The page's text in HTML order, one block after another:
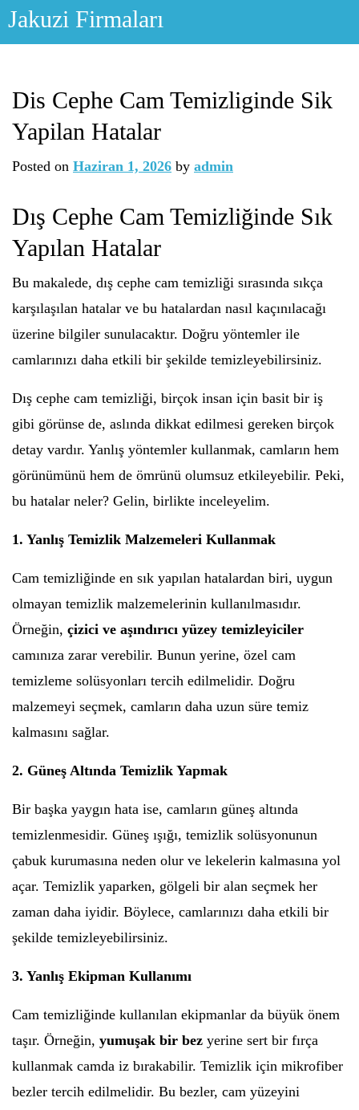
Skip
Jakuzi Firmaları
Dis Cephe Cam Temizliginde Sik
Yapilan Hatalar
Posted on Haziran 1, 2026 by admin
Dış Cephe Cam Temizliğinde Sık
Yapılan Hatalar
Bu makalede, dış cephe cam temizliği sırasında sıkça
karşılaşılan hatalar ve bu hatalardan nasıl kaçınılacağı
üzerine bilgiler sunulacaktır. Doğru yöntemler ile
camlarınızı daha etkili bir şekilde temizleyebilirsiniz.
Dış cephe cam temizliği, birçok insan için basit bir iş
gibi görünse de, aslında dikkat edilmesi gereken birçok
detay vardır. Yanlış yöntemler kullanmak, camların hem
görünümünü hem de ömrünü olumsuz etkileyebilir. Peki,
bu hatalar neler? Gelin, birlikte inceleyelim.
1. Yanlış Temizlik Malzemeleri Kullanmak
Cam temizliğinde en sık yapılan hatalardan biri, uygun
olmayan temizlik malzemelerinin kullanılmasıdır.
Örneğin, çizici ve aşındırıcı yüzey temizleyiciler
camınıza zarar verebilir. Bunun yerine, özel cam
temizleme solüsyonları tercih edilmelidir. Doğru
malzemeyi seçmek, camların daha uzun süre temiz
kalmasını sağlar.
2. Güneş Altında Temizlik Yapmak
Bir başka yaygın hata ise, camların güneş altında
temizlenmesidir. Güneş ışığı, temizlik solüsyonunun
çabuk kurumasına neden olur ve lekelerin kalmasına yol
açar. Temizlik yaparken, gölgeli bir alan seçmek her
zaman daha iyidir. Böylece, camlarınızı daha etkili bir
şekilde temizleyebilirsiniz.
3. Yanlış Ekipman Kullanımı
Cam temizliğinde kullanılan ekipmanlar da büyük önem
taşır. Örneğin, yumuşak bir bez yerine sert bir fırça
kullanmak camda iz bırakabilir. Temizlik için mikrofiber
bezler tercih edilmelidir. Bu bezler, cam yüzeyini